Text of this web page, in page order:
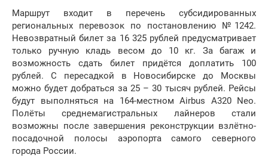
Маршрут входит в перечень субсидированных
региональных перевозок по постановлению №1242.
Невозвратный билет за 16 325 рублей предусматривает
только ручную кладь весом до 10 кг. За багаж и
возможность сдать билет придётся доплатить 100
рублей. С пересадкой в Новосибирске до Москвы
можно будет добраться за 25 – 30 тысяч рублей. Рейсы
будут выполняться на 164-местном Airbus A320 Neo.
Полёты среднемагистральных лайнеров стали
возможны после завершения реконструкции взлётно-
посадочной полосы аэропорта самого северного
города России.